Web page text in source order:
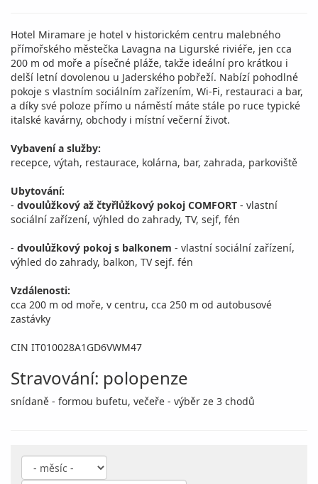
Hotel Miramare je hotel v historickém centru malebného
přímořského městečka Lavagna na Ligurské riviéře, jen cca
200 m od moře a písečné pláže, takže ideální pro krátkou i
delší letní dovolenou u Jaderského pobřeží. Nabízí pohodlné
pokoje s vlastním sociálním zařízením, Wi-Fi, restauraci a bar,
a díky své poloze přímo u náměstí máte stále po ruce typické
italské kavárny, obchody i místní večerní život.
Vybavení a služby:
recepce, výtah, restaurace, kolárna, bar, zahrada, parkoviště
Ubytování:
- dvoulůžkový až čtyřlůžkový pokoj COMFORT - vlastní
sociální zařízení, výhled do zahrady, TV, sejf, fén
- dvoulůžkový pokoj s balkonem - vlastní sociální zařízení,
výhled do zahrady, balkon, TV sejf. fén
Vzdálenosti:
cca 200 m od moře, v centru, cca 250 m od autobusové
zastávky
CIN IT010028A1GD6VWM47
Stravování: polopenze
snídaně - formou bufetu, večeře - výběr ze 3 chodů